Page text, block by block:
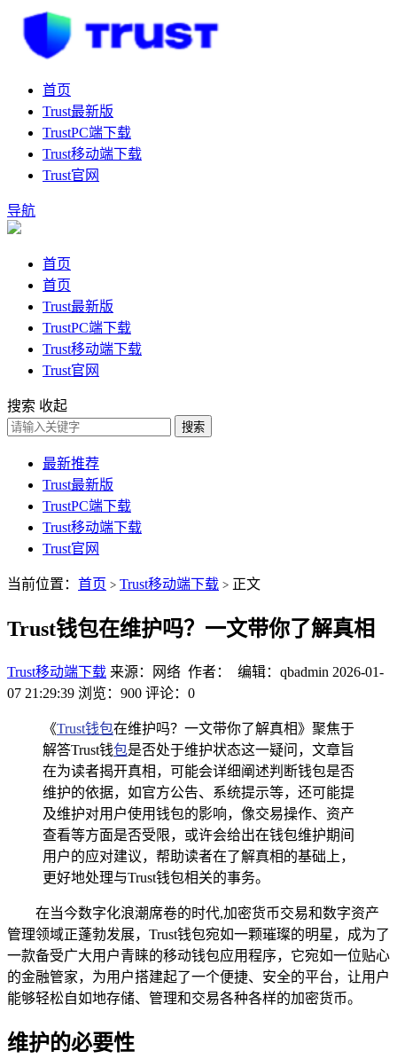
首页
Trust最新版
TrustPC端下载
Trust移动端下载
Trust官网
导航
首页
首页
Trust最新版
TrustPC端下载
Trust移动端下载
Trust官网
搜索 收起
搜索
最新推荐
Trust最新版
TrustPC端下载
Trust移动端下载
Trust官网
当前位置： 首页 > Trust移动端下载 > 正文
Trust钱包在维护吗？一文带你了解真相
Trust移动端下载 来源：网络 作者： 编辑：qbadmin 2026-01-
07 21:29:39 浏览：900 评论：0
《Trust钱包在维护吗？一文带你了解真相》聚焦于
解答Trust钱包是否处于维护状态这一疑问，文章旨
在为读者揭开真相，可能会详细阐述判断钱包是否
维护的依据，如官方公告、系统提示等，还可能提
及维护对用户使用钱包的影响，像交易操作、资产
查看等方面是否受限，或许会给出在钱包维护期间
用户的应对建议，帮助读者在了解真相的基础上，
更好地处理与Trust钱包相关的事务。
在当今数字化浪潮席卷的时代,加密货币交易和数字资产
管理领域正蓬勃发展，Trust钱包宛如一颗璀璨的明星，成为了
一款备受广大用户青睐的移动钱包应用程序，它宛如一位贴心
的金融管家，为用户搭建起了一个便捷、安全的平台，让用户
能够轻松自如地存储、管理和交易各种各样的加密货币。
维护的必要性